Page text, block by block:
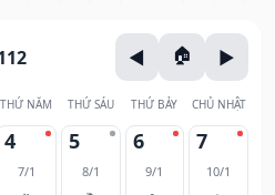
THỨ NĂM THỨ SÁU THỨ BẢY CHỦ NHẬT
4
7/1
5
8/1
6
9/1
7
10/1